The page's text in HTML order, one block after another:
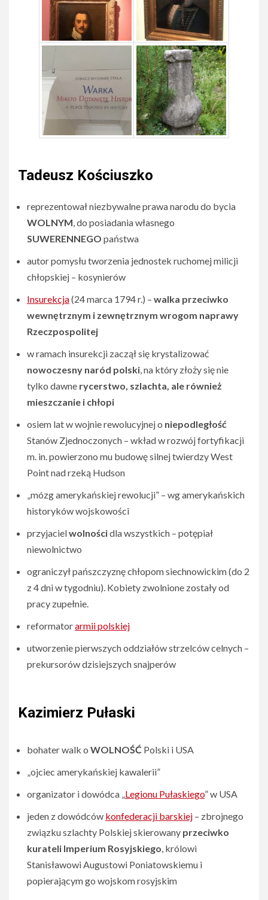
Tadeusz Kościuszko
reprezentował niezbywalne prawa narodu do bycia
WOLNYM, do posiadania własnego
SUWERENNEGO państwa
autor pomysłu tworzenia jednostek ruchomej milicji
chłopskiej – kosynierów
Insurekcja(24 marca 1794 r.) – walka przeciwko
wewnętrznym i zewnętrznym wrogom naprawy
Rzeczpospolitej
w ramach insurekcji zaczął się krystalizować
nowoczesny naród polski, na który złoży się nie
tylko dawne rycerstwo, szlachta, ale również
mieszczanie i chłopi
osiem lat w wojnie rewolucyjnej o niepodległość
Stanów Zjednoczonych – wkład w rozwój fortyfikacji
m. in. powierzono mu budowę silnej twierdzy West
Point nad rzeką Hudson
„mózg amerykańskiej rewolucji” – wg amerykańskich
historyków wojskowości
przyjacielwolnościdla wszystkich – potępiał
niewolnictwo
ograniczył pańszczyznę chłopom siechnowickim (do 2
z 4 dni w tygodniu). Kobiety zwolnione zostały od
pracy zupełnie.
reformatorarmii polskiej
utworzenie pierwszych oddziałów strzelców celnych –
prekursorów dzisiejszych snajperów
Kazimierz Pułaski
bohater walk o WOLNOŚĆ Polski i USA
„ojciec amerykańskiej kawalerii”
organizator i dowódca „Legionu Pułaskiego” w USA
jeden z dowódców konfederacji barskiej – zbrojnego
związku szlachty Polskiej skierowany przeciwko
kurateli Imperium Rosyjskiego, królowi
Stanisławowi Augustowi Poniatowskiemu i
popierającym go wojskom rosyjskim